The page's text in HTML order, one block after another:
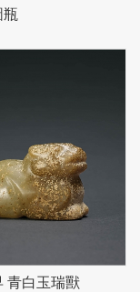
瓶
青白玉瑞獸